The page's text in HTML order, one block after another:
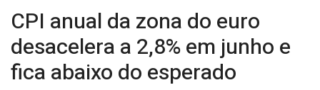
CPI anual da zona do euro
desacelera a 2,8% em junho e
fica abaixo do esperado